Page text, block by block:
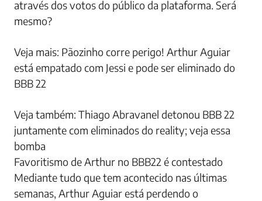
através dos votos do público da plataforma. Será
mesmo?
Veja mais: Pãozinho corre perigo! Arthur Aguiar
está empatado com Jessi e pode ser eliminado do
BBB 22
Veja também: Thiago Abravanel detonou BBB 22
juntamente com eliminados do reality; veja essa
bomba
Favoritismo de Arthur no BBB22 é contestado
Mediante tudo que tem acontecido nas últimas
semanas, Arthur Aguiar está perdendo o